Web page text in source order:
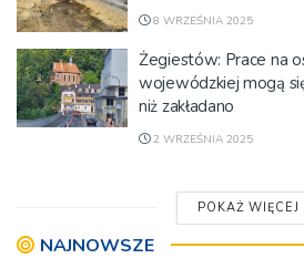
8 WRZEŚNIA 2025
Żegiestów: Prace na
wojewódzkiej mogą
niż zakładano
2 WRZEŚNIA 2025
POKAŻ WIĘCEJ
NAJNOWSZE